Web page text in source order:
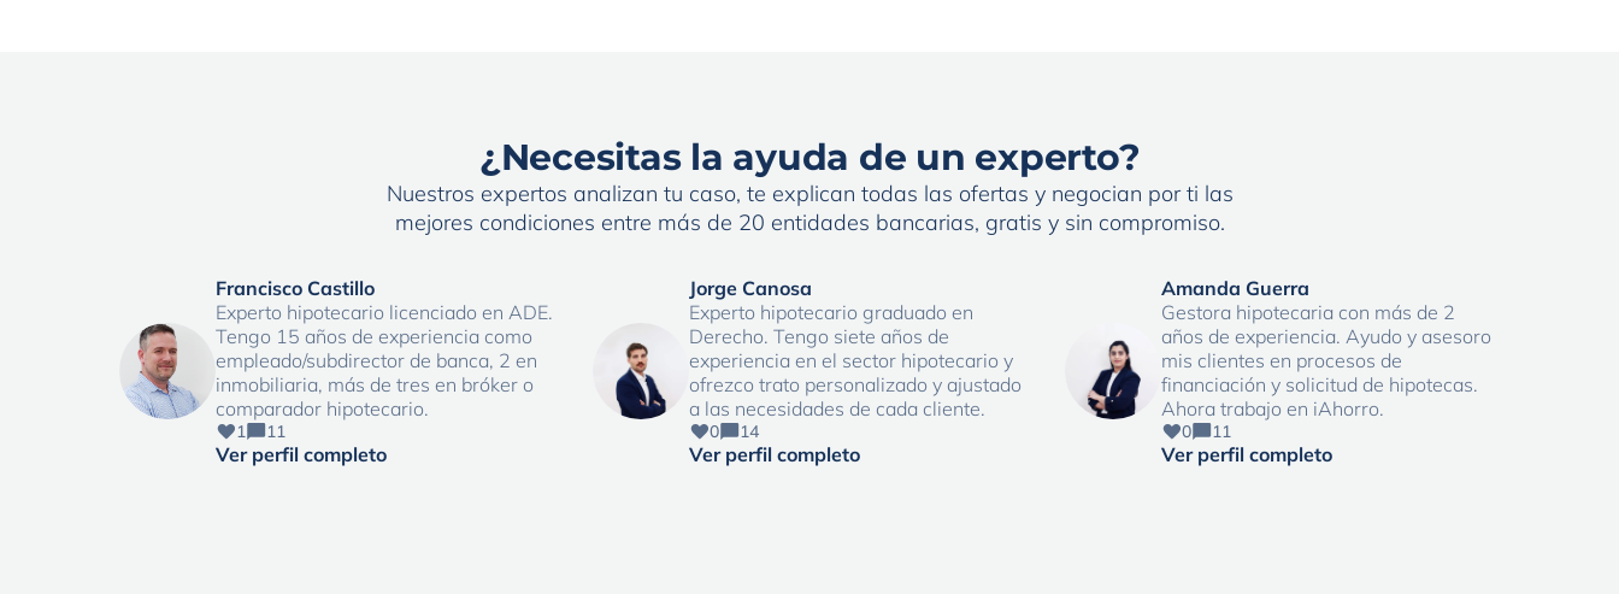
¿Necesitas la ayuda de un experto?
Nuestros expertos analizan tu caso, te explican todas las ofertas y negocian por ti las
mejores condiciones entre más de 20 entidades bancarias, gratis y sin compromiso.
Francisco Castillo
Experto hipotecario licenciado en ADE.
Tengo 15 años de experiencia como
empleado/subdirector de banca, 2 en
inmobiliaria, más de tres en bróker o
comparador hipotecario.
1 11
Ver perfil completo
Jorge Canosa
Experto hipotecario graduado en
Derecho. Tengo siete años de
experiencia en el sector hipotecario y
ofrezco trato personalizado y ajustado
a las necesidades de cada cliente.
0 14
Ver perfil completo
Amanda Guerra
Gestora hipotecaria con más de 2
años de experiencia. Ayudo y asesoro
mis clientes en procesos de
financiación y solicitud de hipotecas.
Ahora trabajo en iAhorro.
0 11
Ver perfil completo